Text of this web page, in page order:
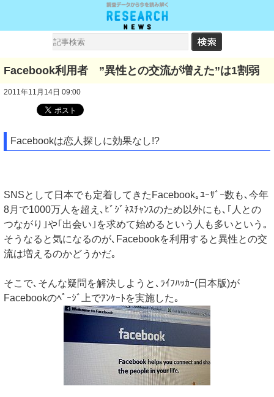
Facebook利用者 ”異性との交流が増えた”は1割弱
2011年11月14日 09:00
Facebookは恋人探しに効果なし!?
SNSとして日本でも定着してきたFacebook｡ﾕｰｻﾞｰ数も､今年
8月で1000万人を超え､ﾋﾞｼﾞﾈｽﾁｬﾝｽのため以外にも､｢人との
つながり｣や｢出会い｣を求めて始めるという人も多いという｡
そうなると気になるのが､Facebookを利用すると異性との交
流は増えるのかどうかだ｡
そこで､そんな疑問を解決しようと､ﾗｲﾌﾊｯｶｰ(日本版)が
Facebookのﾍﾟｰｼﾞ上でｱﾝｹｰﾄを実施した｡